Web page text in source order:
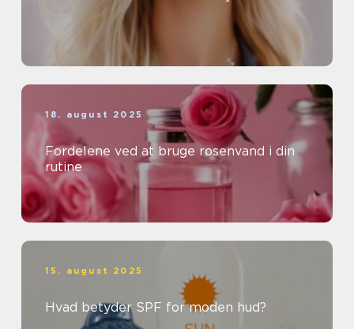
18. august 2025
Fordelene ved at bruge rosenvand i din
rutine
15. august 2025
Hvad betyder SPF for moden hud?